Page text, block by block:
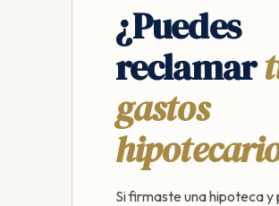
¿Puedes
reclamar
gastos
Si firmaste una hipoteca